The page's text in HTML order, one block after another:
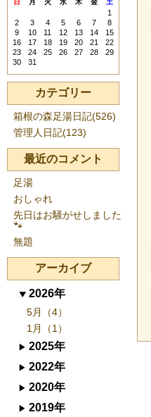
日 月 火 水 木 金 土
1
2
3 4 5 6 7
8
9
10 11 12 13 14
15
16
17 18 19 20 21
22
23
24 25 26 27 28
29
30
31
カテゴリー
箱根の森足湯日記(526)
管理人日記(123)
最近のコメント
足湯
おしゃれ
先日はお騒がせしました
🐾
無題
アーカイブ
2026年
5月（4）
1月（1）
2025年
2022年
2020年
2019年